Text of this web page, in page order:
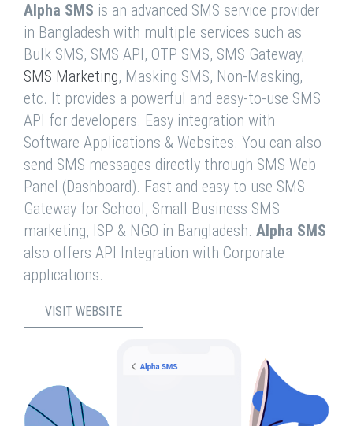
Alpha SMS is an advanced SMS service provider
in Bangladesh with multiple services such as
Bulk SMS, SMS API, OTP SMS, SMS Gateway,
SMS Marketing, Masking SMS, Non-Masking,
etc. It provides a powerful and easy-to-use SMS
API for developers. Easy integration with
Software Applications & Websites. You can also
send SMS messages directly through SMS Web
Panel (Dashboard). Fast and easy to use SMS
Gateway for School, Small Business SMS
marketing, ISP & NGO in Bangladesh. Alpha SMS
also offers API Integration with Corporate
applications.
VISIT WEBSITE